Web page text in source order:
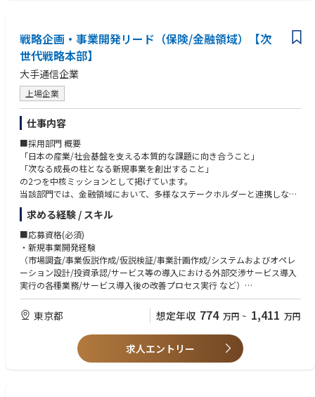
■親会社：ZettaJoule Inc.（米国）
設立：2023年8月
本社：Rockville, Maryland （テキサスに本社移転予定）
従業員数：約40名（グループ全体、業務委託含む）
主な投資家：Globis Capital Partners、Coral Capital、Archetype Venture
s、SOSV 等
ビジョン：Shape the future with sustainable energy solutions
ミッション：To deploy the first global fleet of Advanced Reactors
・法務・コンプライアンス・開発等、複数部門を横断したプロジェクト推
進経験
・意思決定をスムーズに促す、高度な情報構造化・ドキュメント作成能力
【歓迎スキル】
・金融規制を踏まえた新規事業・サービスの立ち上げ経験
・BtoB、BtoBtoC、API・プラットフォーム型の事業開発経験
・他社との共同事業・アライアンスをリードした経験
・プロダクト開発における要件定義、UX・業務設計の経験
・暗号資産、ブロックチェーンに関する基礎的な知識または関心
・ユニットエコノミクスや事業計画の策定・評価経験
・チームマネジメントまたはメンバー育成の経験
・ビジネスレベルの英語力
戦略企画・事業開発リード（保険/金融領域）【次
世代戦略本部】
大手通信企業
上場企業
仕事内容
■採用部門 概要
「日本の産業/社会基盤を支える本質的な課題に向き合うこと」
「次なる成長の柱となる新規事業を創出すること」
の2つを中核ミッションとして掲げています。
当該部門では、金融領域において、多様なステークホルダーと連携しなが
ら、AIをはじめとする次世代デジタル基盤を活用した産業の変革に取り組
んでいます。
■職務内容
【ミッション】
当本部は日本の抱える多くの社会課題に向き合い、グループアセットを最
大限活用しながら課題の構造的問題の解決を目指しています。
課題に対しての打ち手を企画/設計/創造し業界課題の改善/解決がミッショ
ンとなります。
日本有数の事業アセット（ICTアセット：AI/ネットワーク/クラウド、グル
求める経験 / スキル
■応募資格(必須)
・新規事業開発経験
（市場調査/事業仮説作成/仮説検証/事業計画作成/システムおよびオペレ
ーション設計/投資承認/サービス等の導入における外部交渉サービス導入
実行の各種業務/サービス導入後の改善プロセス実行 など）
■応募資格(歓迎)
・新規事業開発の領域において特に保険/金融領域での事業企画/推進の経
・AI等の最先端テクノロジーに日常的に触れ、技術も活用した事業企画経
東京都 想定年収 774 万円 ~ 1,411 万円
求人エントリー